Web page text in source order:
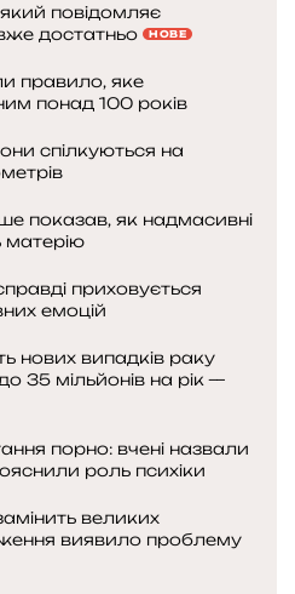
який повідомляє
достатньо
НОВЕ
правило, яке
понад 100 років
спілкуються на
показав, як надмасивні
матерію
приховується
емоцій
нових випадків раку
35 мільйонів на рік —
порно: вчені назвали
роль психіки
великих
виявило проблему